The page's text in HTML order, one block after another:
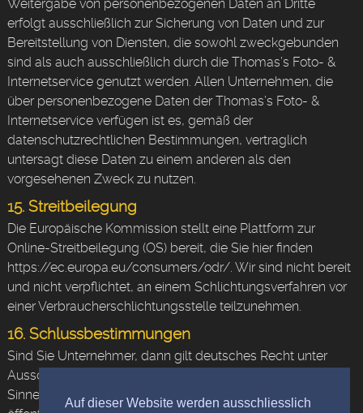
Auf dieser Website werden ausschliesslich
Weitergabe von personenbezogenen Daten an Dritte
erfolgt ausschließlich zur Sicherung von Daten und zur
Bereitstellung von Diensten, die sowohl zweckgebunden
sind als auch ausschließlich durch die Thomas’s Foto- &
Internetservice genutzt werden. Allen Unternehmen, die
über personenbezogene Daten der Thomas’s Foto- &
Internetservice verfügen ist es, gemäß der
datenschutzrechtlichen Bestimmungen, vertraglich
untersagt diese Daten zu einem anderen als den
vorgesehenen Zweck zu nutzen.
15. Streitbeilegung
Die Europäische Kommission stellt eine Plattform zur
Online-Streitbeilegung (OS) bereit, die Sie hier finden
https://ec.europa.eu/consumers/odr/. Wir sind nicht bereit
und nicht verpflichtet, an einem Schlichtungsverfahren vor
einer Verbraucherschlichtungsstelle teilzunehmen.
16. Schlussbestimmungen
Sind Sie Unternehmer, dann gilt deutsches Recht unter
Ausschluss des UN-Kaufrechts. Sind Sie Kaufmann im
Sinne des Handelsgesetzbuches, juristische Person des